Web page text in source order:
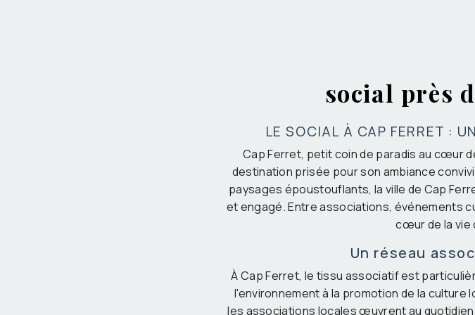
social près
LE SOCIAL À CAP FERRET :
Cap Ferret, petit coin de paradis au cœur
destination prisée pour son ambiance
paysages époustouflants, la ville de Cap
et engagé. Entre associations, événements
cœur de la vie
Un réseau
À Cap Ferret, le tissu associatif est
l'environnement à la promotion de la culture
les associations locales œuvrent au